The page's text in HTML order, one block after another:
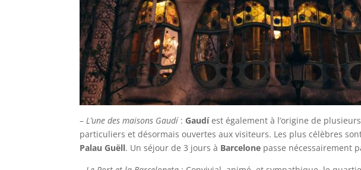
– L’une des maisons Gaudí: Gaudíest également à l’origine de
particuliers et désormais ouvertes aux visiteurs. Les plus célèbres
Palau Guëll. Un séjour de 3 jours à Barcelone passe nécessairement